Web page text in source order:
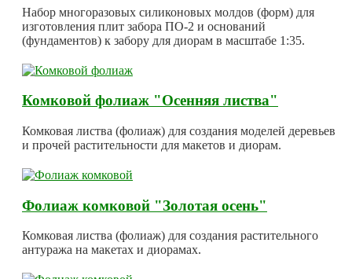
Набор многоразовых силиконовых молдов (форм) для
изготовления плит забора ПО-2 и оснований
(фундаментов) к забору для диорам в масштабе 1:35.
Комковой фолиаж "Осенняя листва"
Комковая листва (фолиаж) для создания моделей деревьев
и прочей растительности для макетов и диорам.
Фолиаж комковой "Золотая осень"
Комковая листва (фолиаж) для создания растительного
антуража на макетах и диорамах.